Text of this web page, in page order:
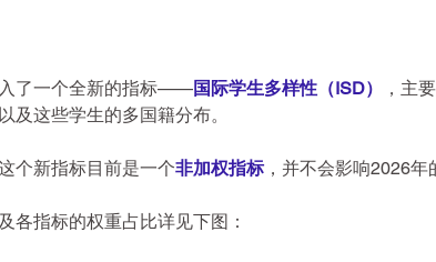
了一个全新的指标——国际学生多样性（ISD）
，主
及这些学生的多国籍分布。
个新指标目前是一个非加权指标，并不会影响2026年
各指标的权重占比详见下图：